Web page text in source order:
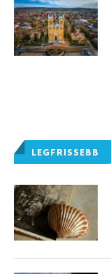
LEGFRISSEBB